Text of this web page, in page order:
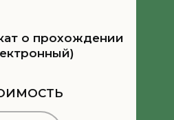
о прохождении